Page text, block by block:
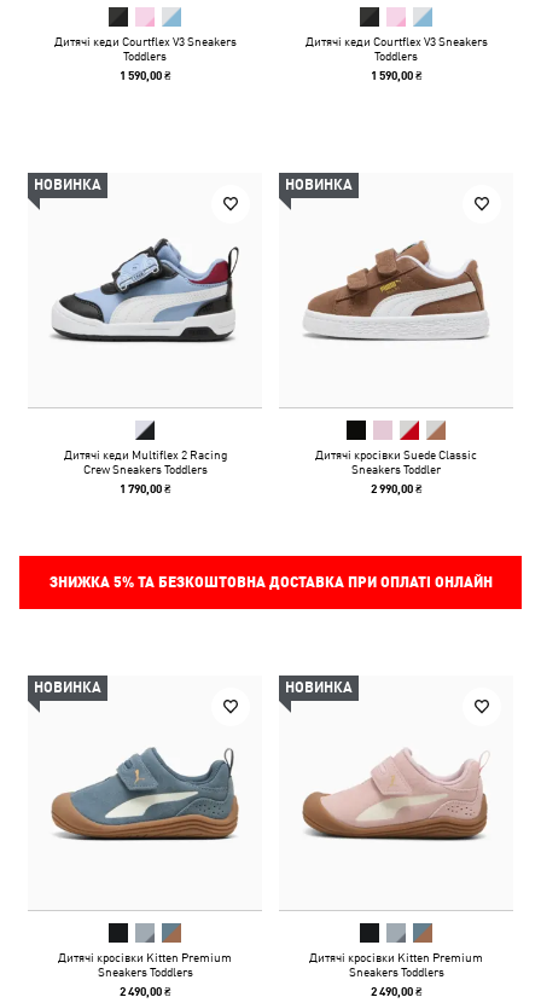
Дитячі кеди Courtflex V3 Sneakers
Toddlers
1 590,00 ₴
Дитячі кеди Courtflex V3 Sneakers
Toddlers
1 590,00 ₴
НОВИНКА
Дитячі кеди Multiflex 2 Racing
Crew Sneakers Toddlers
1 790,00 ₴
НОВИНКА
Дитячі кросівки Suede Classic
Sneakers Toddler
2 990,00 ₴
ЗНИЖКА 5%ТА БЕЗКОШТОВНА ДОСТАВКА ПРИ ОПЛАТІ ОНЛАЙН
НОВИНКА
Дитячі кросівки Kitten Premium
Sneakers Toddlers
2 490,00 ₴
НОВИНКА
Дитячі кросівки Kitten Premium
Sneakers Toddlers
2 490,00 ₴